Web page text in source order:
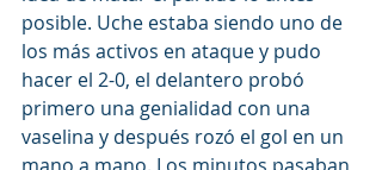
posible. Uche estaba siendo uno de
los más activos en ataque y pudo
hacer el 2-0, el delantero probó
primero una genialidad con una
vaselina y después rozó el gol en un